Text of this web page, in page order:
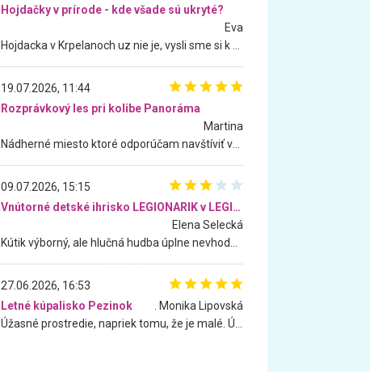
Hojdačky v prírode - kde všade sú ukryté?
Eva
19.07.2026, 11:44
Rozprávkový les pri kolibe Panoráma
Martina
09.07.2026, 15:15
Vnútorné detské ihrisko LEGIONARIK v LEGIA Fitness
Elena Selecká
27.06.2026, 16:53
Letné kúpalisko Pezinok
. Monika Lipovská